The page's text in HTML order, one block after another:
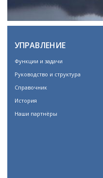
УПРАВЛЕНИЕ
Функции и задачи
Руководство и структура
Справочник
История
Наши партнёры